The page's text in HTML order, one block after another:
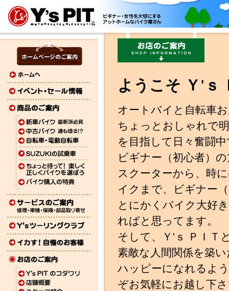
ようこそ Ｙ'ｓ
オートバイと自転車
ちょっとおしゃれで
を目指して日々奮闘
ビギナー（初心者）
スクーターから、時
イクまで、ビギナー
とにかくバイク大好
ればと思ってます。
そして、Ｙ'ｓ ＰＩＴ
素敵な人間関係を築
ハッピーになれるよ
ぞお気軽にお越し下